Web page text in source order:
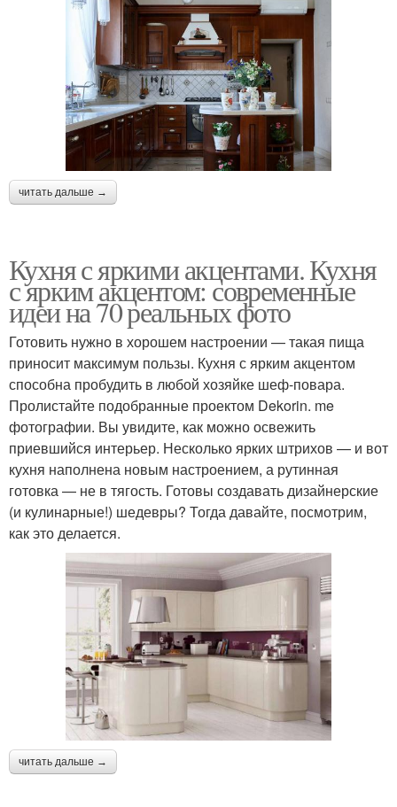
читать дальше →
Кухня с яркими акцентами. Кухня
с ярким акцентом: современные
идеи на 70 реальных фото
Готовить нужно в хорошем настроении — такая пища
приносит максимум пользы. Кухня с ярким акцентом
способна пробудить в любой хозяйке шеф-повара.
Пролистайте подобранные проектом Dekorin. me
фотографии. Вы увидите, как можно освежить
приевшийся интерьер. Несколько ярких штрихов — и вот
кухня наполнена новым настроением, а рутинная
готовка — не в тягость. Готовы создавать дизайнерские
(и кулинарные!) шедевры? Тогда давайте, посмотрим,
как это делается.
читать дальше →